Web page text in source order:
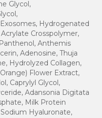
Glycol,
Hydrogenated
Crosspolymer,
Anthemis
Adenosine, Thuja
Hydrolyzed Collagen,
Flower Extract,
Caprylyl Glycol,
Adansonia Digitata
Milk Protein
Hyaluronate,